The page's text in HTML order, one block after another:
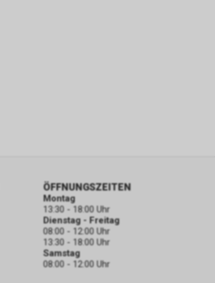
ÖFFNUNGSZEITEN
Montag
13:30 - 18:00 Uhr
Dienstag - Freitag
08:00 - 12:00 Uhr
13:30 - 18:00 Uhr
Samstag
08:00 - 12:00 Uhr